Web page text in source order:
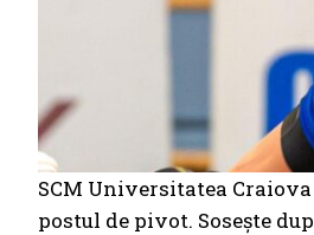
SCM Universitatea
postul de pivot. Sosește